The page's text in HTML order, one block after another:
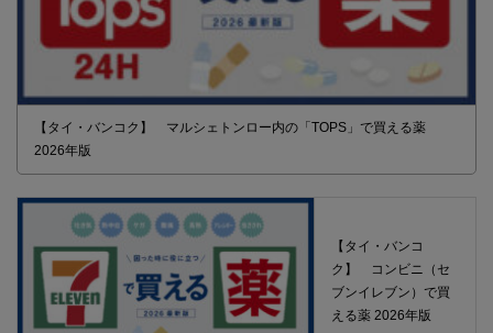
【タイ・バンコク】 マルシェトンロー内の「TOPS」で買える薬
2026年版
【タイ・バンコ
ク】 コンビニ（セ
ブンイレブン）で買
える薬 2026年版